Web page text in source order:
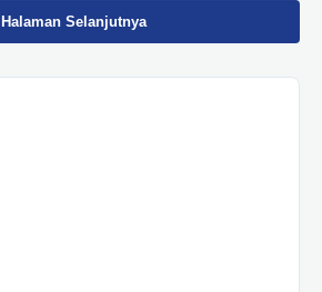
Halaman Selanjutnya